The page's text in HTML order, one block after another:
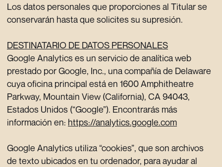
Los datos personales que proporciones al Titular se
conservarán hasta que solicites su supresión.
DESTINATARIO DE DATOS PERSONALES
Google Analytics es un servicio de analítica web
prestado por Google, Inc., una compañía de Delaware
cuya oficina principal está en 1600 Amphitheatre
Parkway, Mountain View (California), CA 94043,
Estados Unidos (“Google”). Encontrarás más
información en: https://analytics.google.com
Google Analytics utiliza “cookies”, que son archivos
de texto ubicados en tu ordenador, para ayudar al